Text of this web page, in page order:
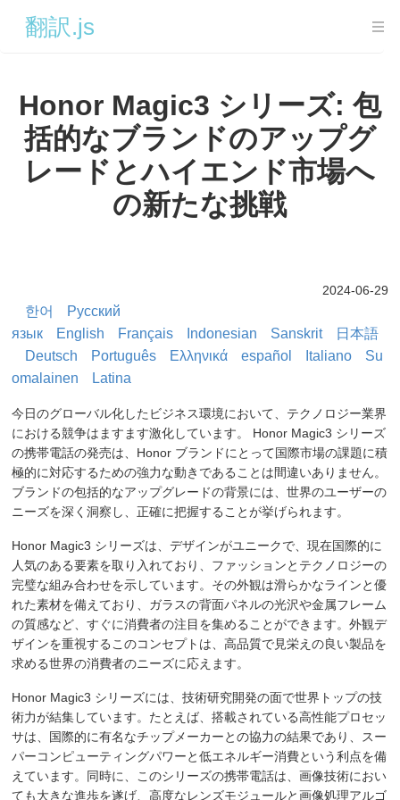
翻訳.js
導入
システムの展開とインストール方法
ネットワークのない環境でも使用できるように導入
各プロジェクトモジュールの説明
TCDNの説明
translation.user コンテンツの配布
translation.api オープン インターフェイス
translation.service 翻訳サービス
translation.admin 管理の背景
translation.js フロントエンド翻訳
ページ更新関数を書き換える
翻訳後、いくつかの要素ノードを手動で翻訳します
エンタープライズレベルの安定した翻訳を可能にする
Web ページの Ajax リクエストにより自動翻訳がトリガーされる
言語選択ドロップダウン選択を再描画します
文字列言語を識別して分析する
第 1 レベルのキャッシュ (; ブラウザー キャッシュ) を書き換えま
Honor Magic3 シリーズ: 包
括的なブランドのアップグ
レードとハイエンド市場へ
の新たな挑戦
2024-06-29
한어
Русский
язык
English Français Indonesian Sanskrit
日本語
Deutsch
Português Ελληνικά español Italiano
Su
omalainen
Latina
今日のグローバル化したビジネス環境において、テクノロジー業界
における競争はますます激化しています。 Honor Magic3 シリーズ
の携帯電話の発売は、Honor ブランドにとって国際市場の課題に積
極的に対応するための強力な動きであることは間違いありません。
ブランドの包括的なアップグレードの背景には、世界のユーザーの
ニーズを深く洞察し、正確に把握することが挙げられます。
Honor Magic3 シリーズは、デザインがユニークで、現在国際的に
人気のある要素を取り入れており、ファッションとテクノロジーの
完璧な組み合わせを示しています。その外観は滑らかなラインと優
れた素材を備えており、ガラスの背面パネルの光沢や金属フレーム
の質感など、すぐに消費者の注目を集めることができます。外観デ
ザインを重視するこのコンセプトは、高品質で見栄えの良い製品を
求める世界の消費者のニーズに応えます。
Honor Magic3 シリーズには、技術研究開発の面で世界トップの技
術力が結集しています。たとえば、搭載されている高性能プロセッ
サは、国際的に有名なチップメーカーとの協力の結果であり、スー
パーコンピューティングパワーと低エネルギー消費という利点を備
えています。同時に、このシリーズの携帯電話は、画像技術におい
ても大きな進歩を遂げ、高度なレンズモジュールと画像処理アルゴ